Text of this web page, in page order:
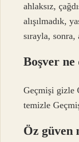
ahlaksız,
alışılmadık,
sırayla, sonra,
Boşver ne
Geçmişi gizle
temizle
Öz güven